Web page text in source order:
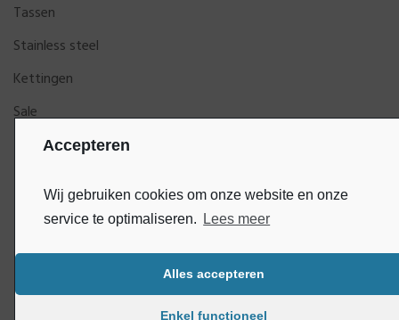
Accepteren
Wij gebruiken cookies om onze website en onze
service te optimaliseren.
Lees meer
Alles accepteren
Enkel functioneel
Tassen
Stainless steel
Kettingen
Sale
Copyright © DijkGelukSieraden | Ontwikkeld door